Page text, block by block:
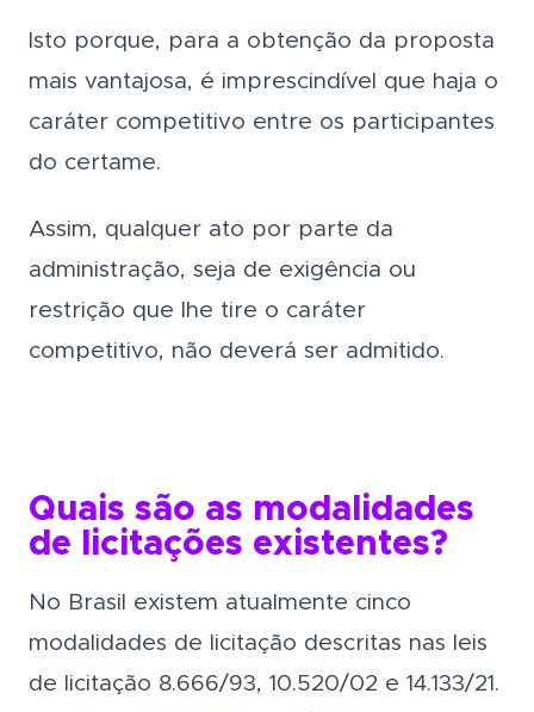
Isto porque, para a obtenção da proposta
mais vantajosa, é imprescindível que haja o
caráter competitivo entre os participantes
do certame.
Assim, qualquer ato por parte da
administração, seja de exigência ou
restrição que lhe tire o caráter
competitivo, não deverá ser admitido.
Quais são as modalidades
de licitações existentes?
No Brasil existem atualmente cinco
modalidades de licitação descritas nas leis
de licitação 8.666/93, 10.520/02 e 14.133/21.